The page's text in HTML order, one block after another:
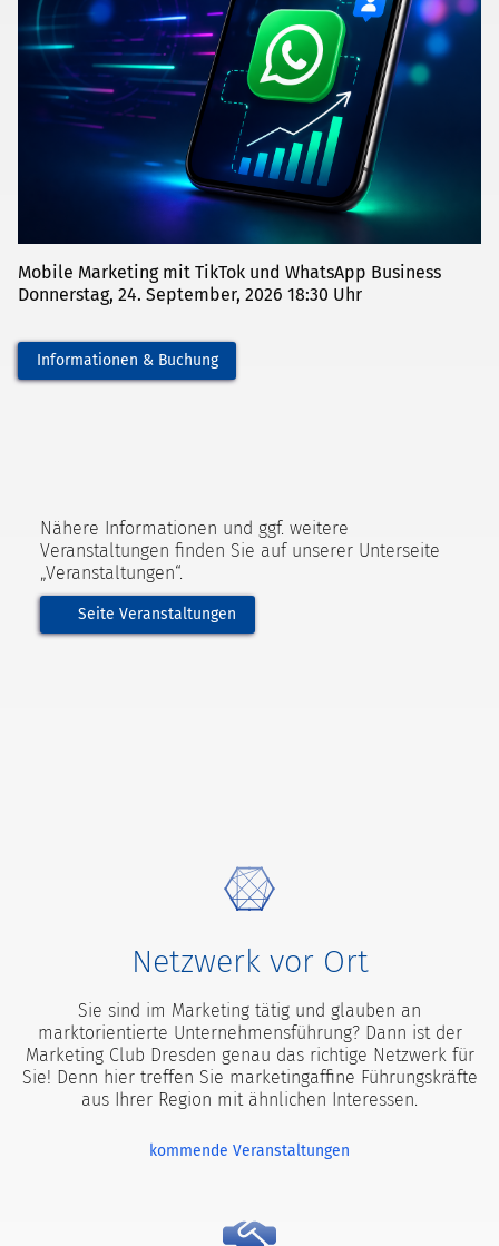
Mobile Marketing mit TikTok und WhatsApp Business
Donnerstag, 24. September, 2026 18:30 Uhr
Informationen & Buchung
Nähere Informationen und ggf. weitere
Veranstaltungen finden Sie auf unserer Unterseite
„Veranstaltungen“.
Seite Veranstaltungen
Netzwerk vor Ort
Sie sind im Marketing tätig und glauben an
marktorientierte Unternehmensführung? Dann ist der
Marketing Club Dresden genau das richtige Netzwerk für
Sie! Denn hier treffen Sie marketingaffine Führungskräfte
aus Ihrer Region mit ähnlichen Interessen.
kommende Veranstaltungen